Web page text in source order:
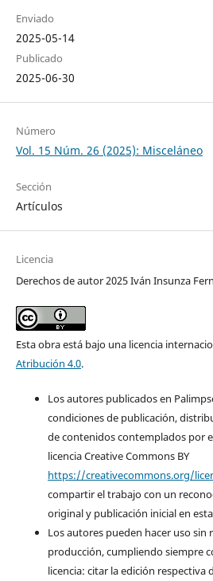
Enviado
2025-05-14
Publicado
2025-06-30
Número
Vol. 15 Núm. 26 (2025): Misceláneo
Sección
Artículos
Licencia
Derechos de autor 2025 Iván Insunza
Esta obra está bajo una licencia
Atribución 4.0.
Los autores publicados en
condiciones de publicación,
de contenidos contemplados por
licencia Creative Commons BY
https://creativecommons.org/
compartir el trabajo con un
original y publicación inicial en
Los autores pueden hacer uso sin
producción, cumpliendo siempre
licencia: citar la edición respectiva